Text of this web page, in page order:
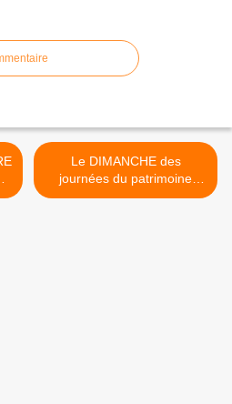
Le DIMANCHE des
journées du patrimoine
avec LES RENDEZ-VOUS